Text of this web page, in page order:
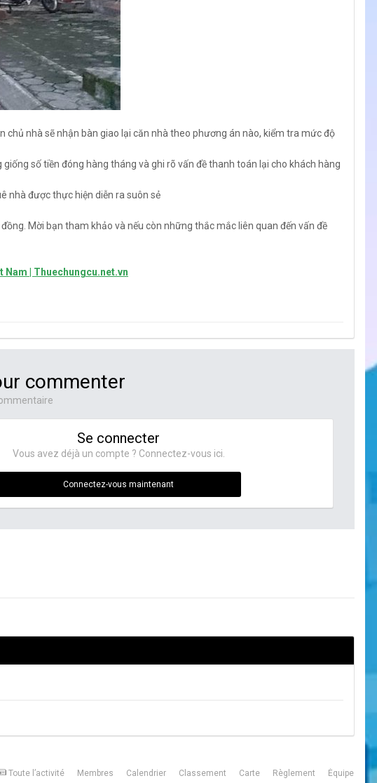
chủ nhà sẽ nhận bàn giao lại căn nhà theo phương án nào, kiểm tra mức độ
số tiền đóng hàng tháng và ghi rõ vấn đề thanh toán lại cho khách hàng
nhà được thực hiện diễn ra suôn sẻ
Mời bạn tham khảo và nếu còn những thắc mắc liên quan đến vấn đề
Nam | Thuechungcu.net.vn
commenter
Se connecter
Vous avez déjà un compte ? Connectez-vous ici.
Connectez-vous maintenant
Toute l’activité Membres Calendrier Classement Carte Règlement Équipe